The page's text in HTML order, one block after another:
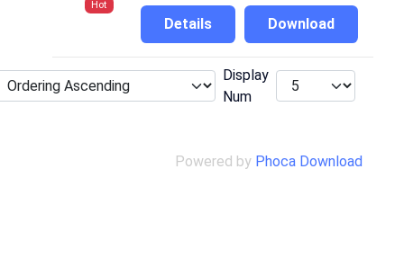
Hot
Download
Details
Display
Num
Powered by Phoca Download